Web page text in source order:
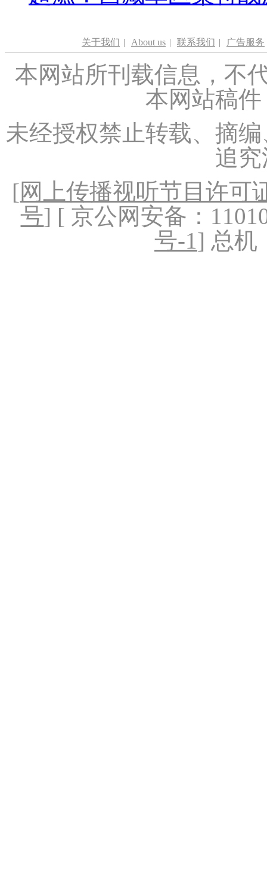
关于我们 | About us | 联系我们 | 广告服务
本网站所刊载信息，不
本网站稿
未经授权禁止转载、摘
追
[网上传播视听节目许可
号] [ 京公网安备：
号-1] 总机